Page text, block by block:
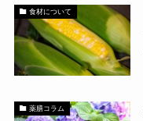
食材について
薬膳コラム